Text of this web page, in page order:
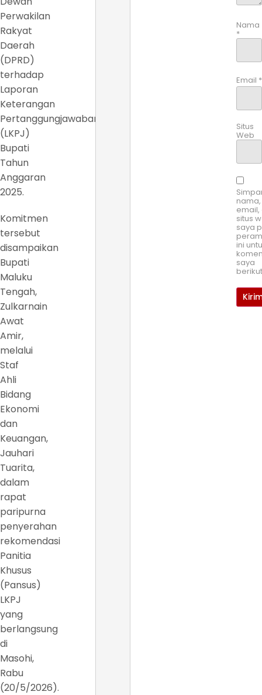
Perwakilan
Rakyat
Daerah
(DPRD)
terhadap
Laporan
Keterangan
Pertanggungjawaban
(LKPJ)
Bupati
Tahun
Anggaran
2025.
Komitmen
tersebut
disampaikan
Bupati
Maluku
Tengah,
Zulkarnain
Awat
Amir,
melalui
Staf
Ahli
Bidang
Ekonomi
dan
Keuangan,
Jauhari
Tuarita,
dalam
rapat
paripurna
penyerahan
rekomendasi
Panitia
Khusus
(Pansus)
LKPJ
yang
berlangsung
di
Masohi,
Rabu
(20/5/2026).
Nama
*
Email *
Situs
Web
nama,
email,
situs
saya
ini
saya